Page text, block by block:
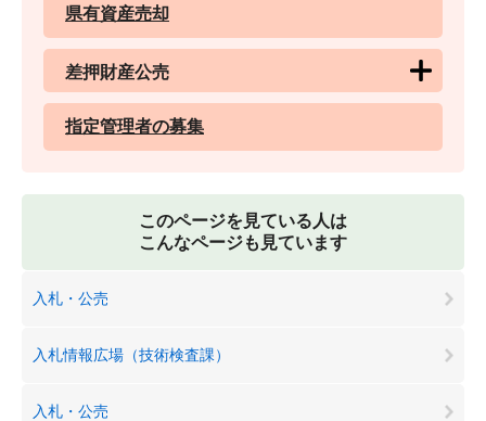
県有資産売却
差押財産公売
指定管理者の募集
このページを見ている人は
こんなページも見ています
入札・公売
入札情報広場（技術検査課）
入札・公売